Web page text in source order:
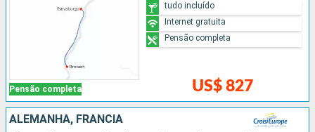
Pensão completa US$ 827
tudo incluído
Internet gratuita
Pensão completa
ALEMANHA, FRANCIA